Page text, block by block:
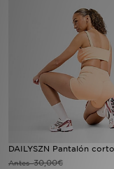
DAILYSZN Pantalón
Antes30,00€
Deportes & Fitness
JD Fútbol
TARJETA REGALO